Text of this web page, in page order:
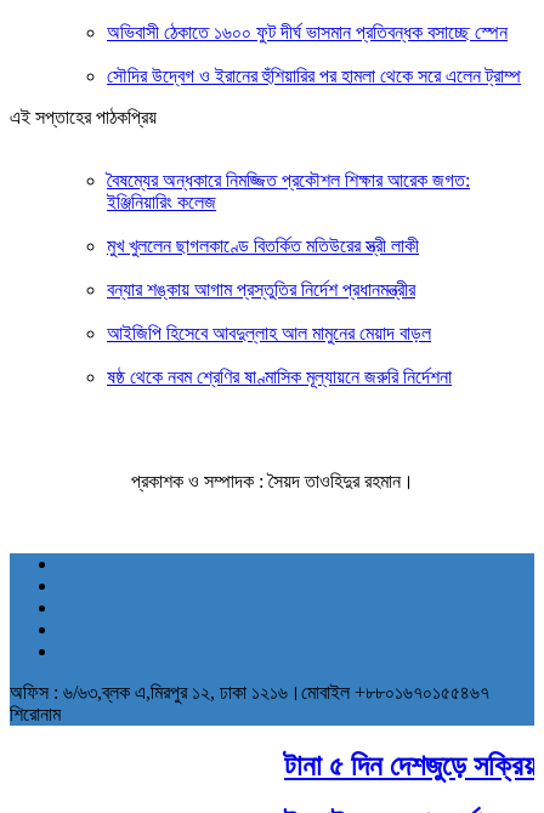
অভিবাসী ঠেকাতে ১৬০০ ফুট দীর্ঘ ভাসমান প্রতিবন্ধক বসাচ্ছে স্পেন
সৌদির উদ্বেগ ও ইরানের হুঁশিয়ারির পর হামলা থেকে সরে এলেন ট্রাম্প
এই সপ্তাহের পাঠকপ্রিয়
বৈষম্যের অন্ধকারে নিমজ্জিত প্রকৌশল শিক্ষার আরেক জগত:
ইঞ্জিনিয়ারিং কলেজ
মুখ খুললেন ছাগলকাণ্ডে বিতর্কিত মতিউরের স্ত্রী লাকী
বন্যার শঙ্কায় আগাম প্রস্তুতির নির্দেশ প্রধানমন্ত্রীর
আইজিপি হিসেবে আবদুল্লাহ আল মামুনের মেয়াদ বাড়ল
ষষ্ঠ থেকে নবম শ্রেণির ষাণ্মাসিক মূল্যায়নে জরুরি নির্দেশনা
প্রকাশক ও সম্পাদক : সৈয়দ তাওহিদুর রহমান।
অফিস : ৬/৬৩,ব্লক এ,মিরপুর ১২, ঢাকা ১২১৬।মোবাইল +৮৮০১৬৭০১৫৫৪৬৭
শিরোনাম
টানা ৫ দিন দেশজুড়ে সক্রিয়